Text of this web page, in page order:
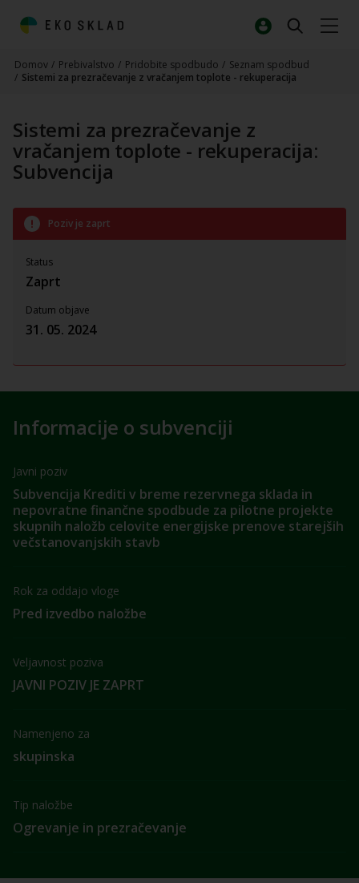
Domov / Prebivalstvo / Pridobite spodbudo / Seznam spodbud
/ Sistemi za prezračevanje z vračanjem toplote - rekuperacija
Sistemi za prezračevanje z
vračanjem toplote - rekuperacija:
Subvencija
Informacije o subvenciji
Javni poziv
Subvencija Krediti v breme rezervnega sklada in
nepovratne finančne spodbude za pilotne projekte
skupnih naložb celovite energijske prenove starejših
večstanovanjskih stavb
Rok za oddajo vloge
Pred izvedbo naložbe
Veljavnost poziva
JAVNI POZIV JE ZAPRT
Namenjeno za
skupinska
Tip naložbe
Ogrevanje in prezračevanje
Poziv je zaprt
Status
Zaprt
Datum objave
31. 05. 2024